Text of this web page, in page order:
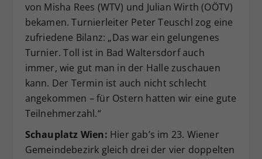
von Misha Rees (WTV) und Julian Wirth (OÖTV)
bekamen. Turnierleiter Peter Teuschl zog eine
zufriedene Bilanz: „Das war ein gelungenes
Turnier. Toll ist in Bad Waltersdorf auch
immer, wie gut man in der Halle zuschauen
kann. Der Termin ist auch nicht schlecht
angekommen – für Ostern hatten wir eine gute
Teilnehmerzahl.“
Schauplatz Wien: Hier gab’s im 23. Wiener
Gemeindebezirk gleich drei der vier doppelten